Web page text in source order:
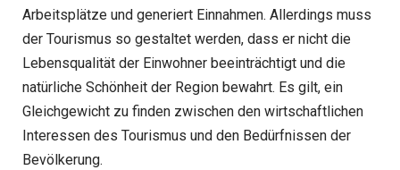
Arbeitsplätze und generiert Einnahmen. Allerdings muss
der Tourismus so gestaltet werden, dass er nicht die
Lebensqualität der Einwohner beeinträchtigt und die
natürliche Schönheit der Region bewahrt. Es gilt, ein
Gleichgewicht zu finden zwischen den wirtschaftlichen
Interessen des Tourismus und den Bedürfnissen der
Bevölkerung.